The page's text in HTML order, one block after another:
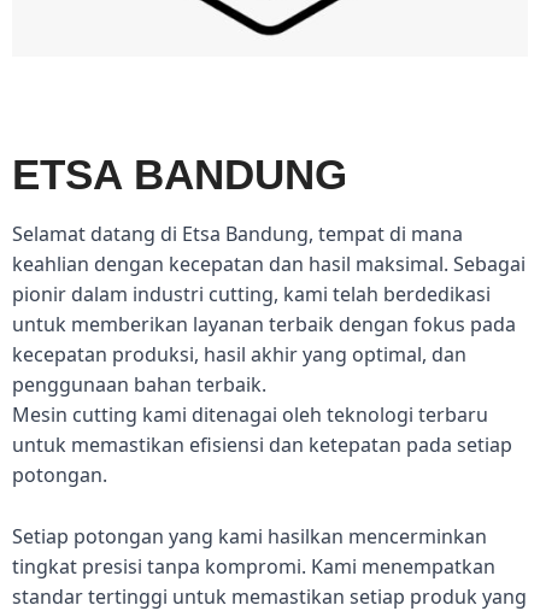
ETSA BANDUNG
Selamat datang di Etsa Bandung, tempat di mana
keahlian dengan kecepatan dan hasil maksimal. Sebagai
pionir dalam industri cutting, kami telah berdedikasi
untuk memberikan layanan terbaik dengan fokus pada
kecepatan produksi, hasil akhir yang optimal, dan
penggunaan bahan terbaik.
Mesin cutting kami ditenagai oleh teknologi terbaru
untuk memastikan efisiensi dan ketepatan pada setiap
potongan.
Setiap potongan yang kami hasilkan mencerminkan
tingkat presisi tanpa kompromi. Kami menempatkan
standar tertinggi untuk memastikan setiap produk yang